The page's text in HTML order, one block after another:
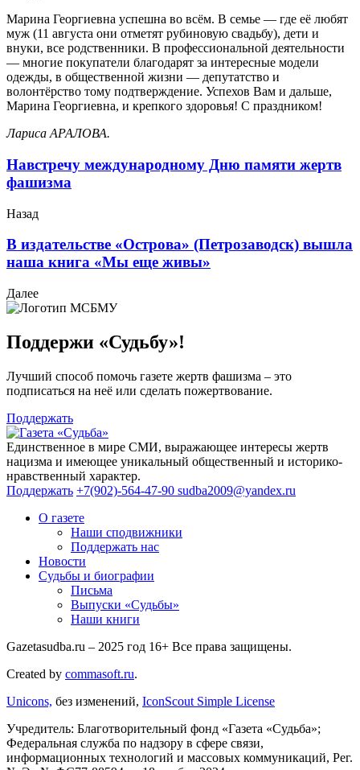
Марина Георгиевна успешна во всём. В семье — где её любят
муж (11 августа они отметят рубиновую свадьбу), дети и
внуки, все родственники. В профессиональной деятельности
— многие покупатели благодарят за интересные модели
одежды, в общественной жизни — депутатство и
волонтёрство тому подтверждение. Успехов Вам и дальше,
Марина Георгиевна, и крепкого здоровья! С праздником!
Лариса АРАЛОВА.
Навстречу международному Дню памяти жертв
фашизма
Назад
В издательстве «Острова» (Петрозаводск) вышла
наша книга «Мы еще живы»
Далее
Поддержи «Судьбу»!
Лучший способ помочь газете жертв фашизма – это
подписаться на неё или сделать пожертвование.
Поддержать
Единственное в мире СМИ, выражающее интересы жертв
нацизма и имеющее уникальный общественный и историко-
нравственный характер.
Поддержать +7(902)-564-47-90 sudba2009@yandex.ru
О газете
Наши сподвижники
Поддержать нас
Новости
Судьбы и биографии
Письма
Выпуски «Судьбы»
Наши книги
Gazetasudba.ru – 2025 год 16+ Все права защищены.
Created by commasoft.ru.
Unicons, без изменений, IconScout Simple License
Учредитель: Благотворительный фонд «Газета «Судьба»;
Федеральная служба по надзору в сфере связи,
информационных технологий и массовых коммуникаций, Рег.